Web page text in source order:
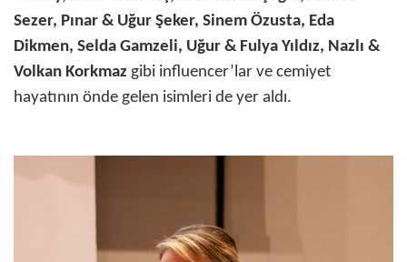
Sezer, Pınar & Uğur Şeker, Sinem Özusta, Eda
Dikmen, Selda Gamzeli, Uğur & Fulya Yıldız, Nazlı &
Volkan Korkmaz gibi influencer’lar ve cemiyet
hayatının önde gelen isimleri de yer aldı.